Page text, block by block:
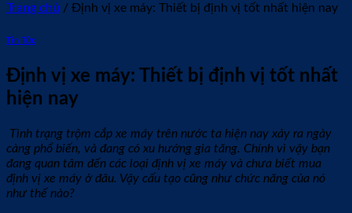
Trang chủ / Định vị xe máy: Thiết bị định vị tốt nhất hiện nay
Tin Tức
Định vị xe máy: Thiết bị định vị tốt nhất
hiện nay
Tình trạng trộm cắp xe máy trên nước ta hiện nay xảy ra ngày
càng phổ biến, và đang có xu hướng gia tăng. Chính vì vậy bạn
đang quan tâm đến các loại định vị xe máy và chưa biết mua
định vị xe máy ở đâu. Vậy cấu tạo cũng như chức năng của nó
như thế nào?